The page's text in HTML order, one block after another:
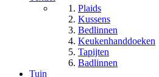
Plaids
Kussens
Bedlinnen
Keukenhanddoeken
Tapijten
Badlinnen
Tuin